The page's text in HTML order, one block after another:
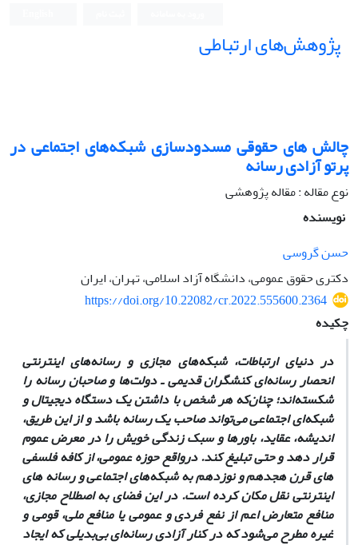
پژوهش‌های ارتباطی
چالش های حقوقی مسدودسازی شبکه‌های اجتماعی در
پرتو آزادی رسانه
نوع مقاله : مقاله پژوهشی
نویسنده
حسن گروسی
دکتری حقوق عمومی، دانشگاه آزاد اسلامی، تهران، ایران
https://doi.org/10.22082/cr.2022.555600.2364
چکیده
در دنیای ارتباطات، شبکه­‌های مجازی و رسانه­‌های اینترنتی
انحصار رسانه‌­ای کنشگران قدیمی ـ دولت‌­ها و صاحبان رسانه را
شکسته‌­اند؛ چنان‌که هر شخص با داشتن یک دستگاه دیجیتال و
شبکه‌­ای اجتماعی می­‌تواند صاحب یک رسانه باشد و از این طریق،
اندیشه، عقاید، باورها و سبک زندگی خویش را در معرض عموم
قرار دهد و حتی تبلیغ کند. در‌واقع حوزه عمومی، از کافه فلسفی­‌
های قرن هجدهم و نوزدهم به شبکه‌های اجتماعی و رسانه های
اینترنتی نقل مکان کرده است. در این فضای به اصطلاح مجازی،
منافع متعارض اعم از نفع فردی و عمومی یا منافع ملی، قومی و
غیره مطرح می­‌شود که در کنار آزادی رسانه­‌ای بی‌بدیلی که ایجاد